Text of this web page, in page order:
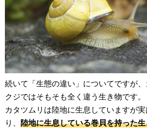
続いて「生態の違い」についてですが
クジではそもそも全く違う生き物です。
カタツムリは陸地に生息していますが実
り、 陸地に生息している巻貝を持った